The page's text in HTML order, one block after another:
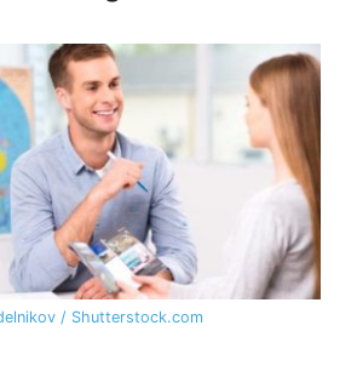
/ Shutterstock.com